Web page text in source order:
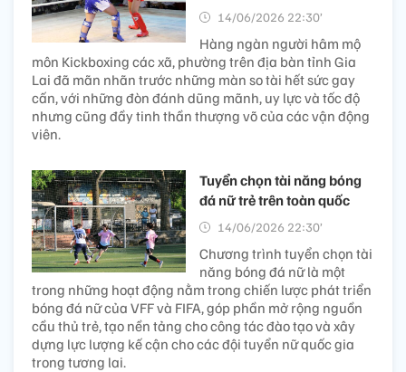
14/06/2026 22:30’
Hàng ngàn người hâm mộ
môn Kickboxing các xã, phường trên địa bàn tỉnh Gia
Lai đã mãn nhãn trước những màn so tài hết sức gay
cấn, với những đòn đánh dũng mãnh, uy lực và tốc độ
nhưng cũng đầy tinh thần thượng võ của các vận động
viên.
Tuyển chọn tài năng bóng
đá nữ trẻ trên toàn quốc
14/06/2026 22:30’
Chương trình tuyển chọn tài
năng bóng đá nữ là một
trong những hoạt động nằm trong chiến lược phát triển
bóng đá nữ của VFF và FIFA, góp phần mở rộng nguồn
cầu thủ trẻ, tạo nền tảng cho công tác đào tạo và xây
dựng lực lượng kế cận cho các đội tuyển nữ quốc gia
trong tương lai.